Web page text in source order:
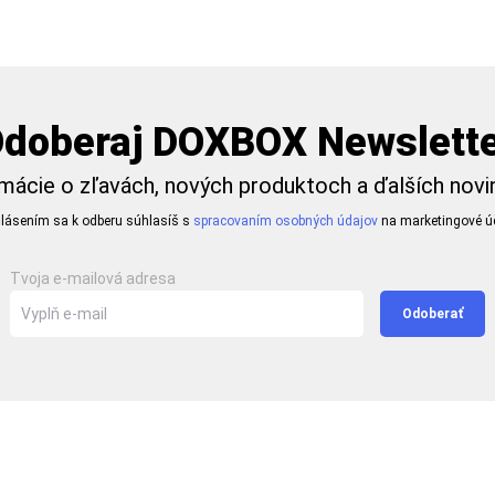
DOXBOX
o zľavách, nových produktoch a ďalších
sa k odberu súhlasíš s spracovaním osobných údajov na marketingové
Tvoja e-mailová adresa
Odoberať